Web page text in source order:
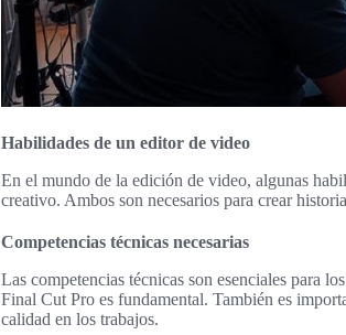
Habilidades de un editor de video
En el mundo de la edición de video, algunas
creativo. Ambos son necesarios para crear
Competencias técnicas necesarias
Las competencias técnicas son esenciales para
Final Cut Pro es fundamental. También es
calidad en los trabajos.